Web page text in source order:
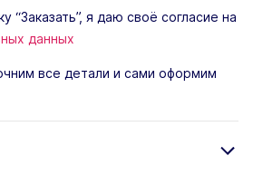
“Заказать”, я даю своё согласие на
данных
все детали и сами оформим